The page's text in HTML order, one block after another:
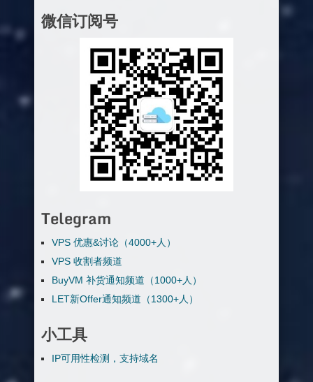
微信订阅号
Telegram
VPS 优惠&讨论（4000+人）
VPS 收割者频道
BuyVM 补货通知频道（1000+人）
LET新Offer通知频道（1300+人）
小工具
IP可用性检测，支持域名